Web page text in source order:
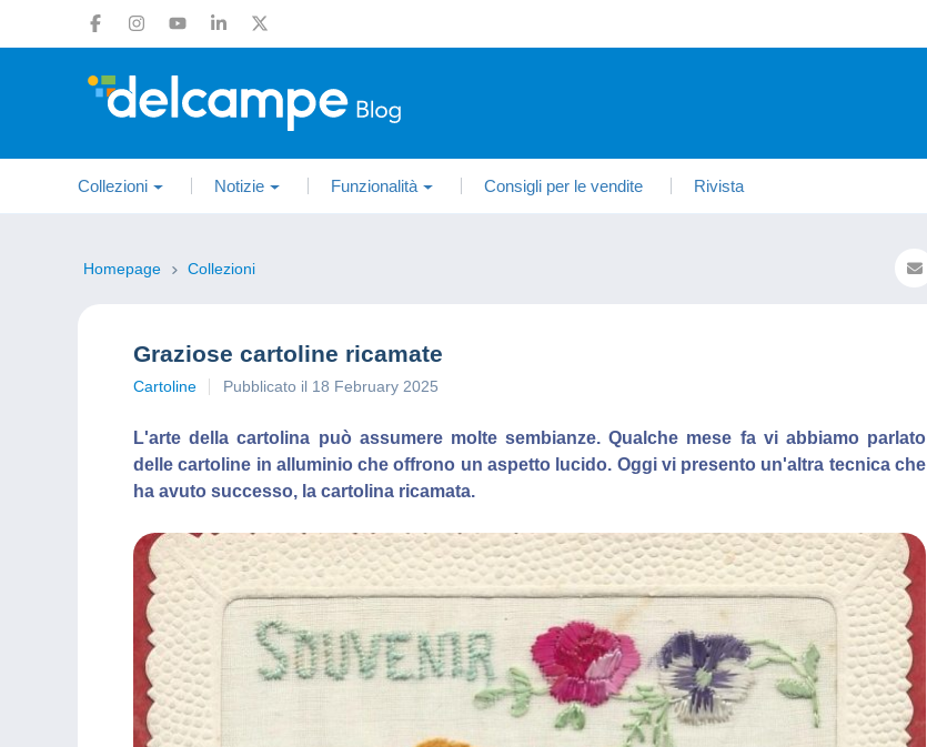
Collezioni Notizie Funzionalità Consigli per le vendite Rivista
Homepage Collezioni
Graziose cartoline ricamate
Cartoline Pubblicato il 18 February 2025
L'arte della cartolina può assumere molte sembianze. Qualche mese fa vi abbiamo parlato
delle cartoline in alluminio che offrono un aspetto lucido. Oggi vi presento un'altra tecnica che
ha avuto successo, la cartolina ricamata.